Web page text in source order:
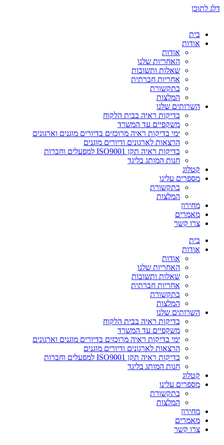
דלג לתוכן
בית
אודות
אודות
האחריות שלנו
שאלות ותשובות
אחריות חברתית
בתקשורת
המלצות
השרותים שלנו
בדיקות ראיה בבית הלקוח
משקפיים עד המשרד
ימי בדיקות ראיה מרוכזים בדיורים מוגנים וארגונים
הרצאות לארגונים ודיורים מוגנים
בדיקות ראיה תקן ISO9001 למפעלים וחברות
חנות המותג בליגד
קטלוג
מספרים עלינו
בתקשורת
המלצות
מחירון
מאמרים
צרו קשר
בית
אודות
אודות
האחריות שלנו
שאלות ותשובות
אחריות חברתית
בתקשורת
המלצות
השרותים שלנו
בדיקות ראיה בבית הלקוח
משקפיים עד המשרד
ימי בדיקות ראיה מרוכזים בדיורים מוגנים וארגונים
הרצאות לארגונים ודיורים מוגנים
בדיקות ראיה תקן ISO9001 למפעלים וחברות
חנות המותג בליגד
קטלוג
מספרים עלינו
בתקשורת
המלצות
מחירון
מאמרים
צרו קשר